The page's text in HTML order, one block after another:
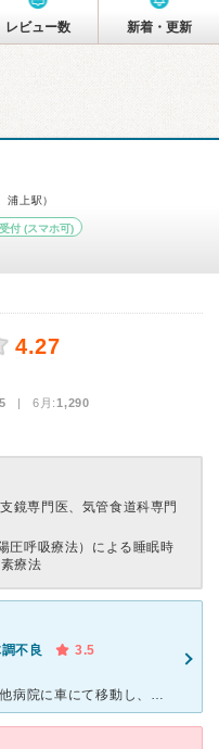
レビュー数 新着・更新
浦上駅）
付 (スマホ可)
4.27
| 6月:1,290
鏡専門医、気管食道科専門
圧呼吸療法）による睡眠時
療法
不良
3.5
[症状・来院理由] 深夜に突然の喘息で他病院に車にて移動し、吸入の治療を受けたが、改善せず、点滴を受けた。 しかしそれでも回復せず、今までに感じた事のない呼吸困難に陥った。お医者様がお手上げ状態に